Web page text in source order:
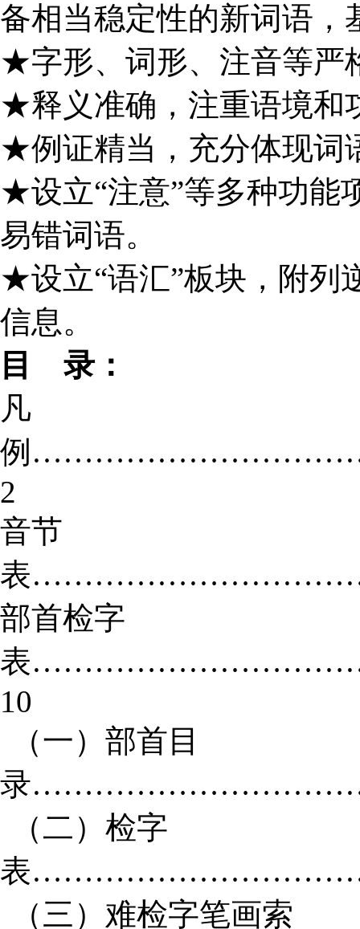
备相当稳定性的新词语，
★字形、词形、注音等严
★释义准确，注重语境和
★例证精当，充分体现词
★设立“注意”等多种功能
易错词语。
★设立“语汇”板块，附列
信息。
目 录：
凡
例
2
音节
表
部首检字
表
10
（一）部首目
录
（二）检字
表
（三）难检字笔画索